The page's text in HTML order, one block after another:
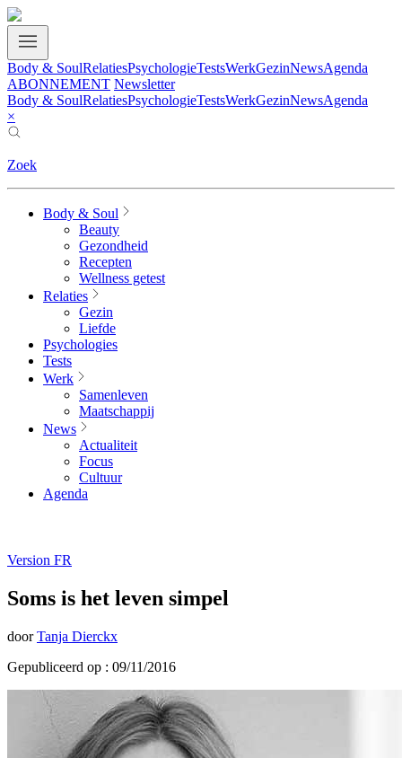
Body & SoulRelatiesPsychologieTestsWerkGezinNewsAgenda
ABONNEMENT Newsletter
Body & SoulRelatiesPsychologieTestsWerkGezinNewsAgenda
×
Zoek
Body & Soul
Beauty
Gezondheid
Recepten
Wellness getest
Relaties
Gezin
Liefde
Psychologies
Tests
Werk
Samenleven
Maatschappij
News
Actualiteit
Focus
Cultuur
Agenda
Version FR
Soms is het leven simpel
door Tanja Dierckx
Gepubliceerd op : 09/11/2016